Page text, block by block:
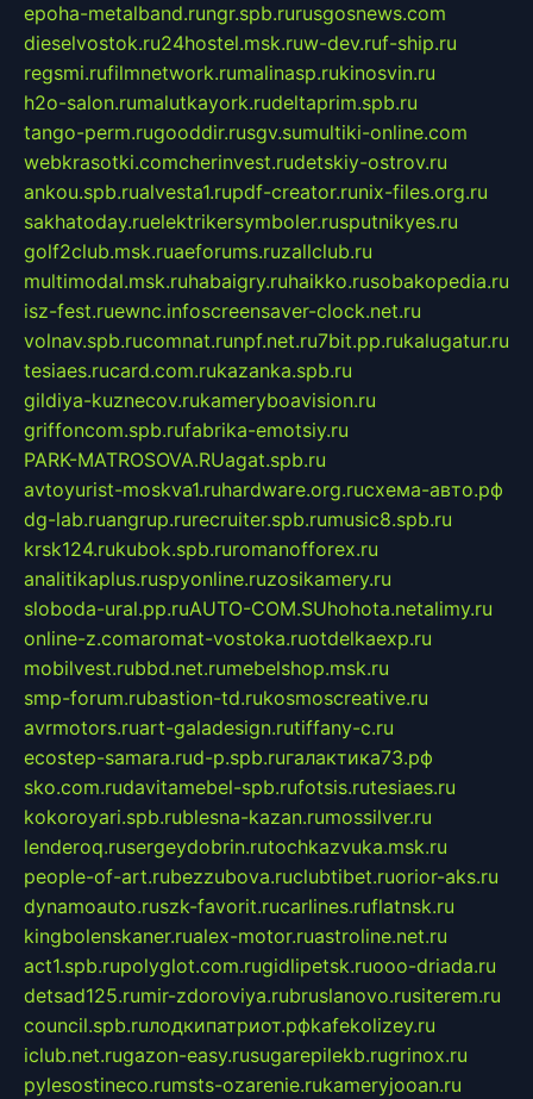
epoha-metalband.rungr.spb.rurusgosnews.com
dieselvostok.ru24hostel.msk.ruw-dev.ruf-ship.ru
regsmi.rufilmnetwork.rumalinasp.rukinosvin.ru
h2o-salon.rumalutkayork.rudeltaprim.spb.ru
tango-perm.rugooddir.rusgv.sumultiki-online.com
webkrasotki.comcherinvest.rudetskiy-ostrov.ru
ankou.spb.rualvesta1.rupdf-creator.runix-files.org.ru
sakhatoday.ruelektrikersymboler.rusputnikyes.ru
golf2club.msk.ruaeforums.ruzallclub.ru
multimodal.msk.ruhabaigry.ruhaikko.rusobakopedia.ru
isz-fest.ruewnc.infoscreensaver-clock.net.ru
volnav.spb.rucomnat.runpf.net.ru7bit.pp.rukalugatur.ru
tesiaes.rucard.com.rukazanka.spb.ru
gildiya-kuznecov.rukameryboavision.ru
griffoncom.spb.rufabrika-emotsiy.ru
PARK-MATROSOVA.RUagat.spb.ru
avtoyurist-moskva1.ruhardware.org.ruсхема-авто.рф
dg-lab.ruangrup.rurecruiter.spb.rumusic8.spb.ru
krsk124.rukubok.spb.ruromanofforex.ru
analitikaplus.ruspyonline.ruzosikamery.ru
sloboda-ural.pp.ruAUTO-COM.SUhohota.netalimy.ru
online-z.comaromat-vostoka.ruotdelkaexp.ru
mobilvest.rubbd.net.rumebelshop.msk.ru
smp-forum.rubastion-td.rukosmoscreative.ru
avrmotors.ruart-galadesign.rutiffany-c.ru
ecostep-samara.rud-p.spb.ruгалактика73.рф
sko.com.rudavitamebel-spb.rufotsis.rutesiaes.ru
kokoroyari.spb.rublesna-kazan.rumossilver.ru
lenderoq.rusergeydobrin.rutochkazvuka.msk.ru
people-of-art.rubezzubova.ruclubtibet.ruorior-aks.ru
dynamoauto.ruszk-favorit.rucarlines.ruflatnsk.ru
kingbolenskaner.rualex-motor.ruastroline.net.ru
act1.spb.rupolyglot.com.rugidlipetsk.ruooo-driada.ru
detsad125.rumir-zdoroviya.rubruslanovo.rusiterem.ru
council.spb.ruлодкипатриот.рфkafekolizey.ru
iclub.net.rugazon-easy.rusugarepilekb.rugrinox.ru
pylesostineco.rumsts-ozarenie.rukameryjooan.ru